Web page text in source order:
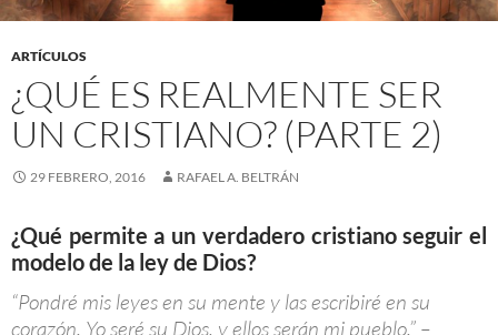
ARTÍCULOS
¿QUÉ ES REALMENTE SER
UN CRISTIANO? (PARTE 2)
29 FEBRERO, 2016 RAFAEL A. BELTRÁN
¿Qué permite a un verdadero cristiano seguir el
modelo de la ley de Dios?
“Pondré mis leyes en su mente y las escribiré en su
corazón. Yo seré su Dios, y ellos serán mi pueblo.” –